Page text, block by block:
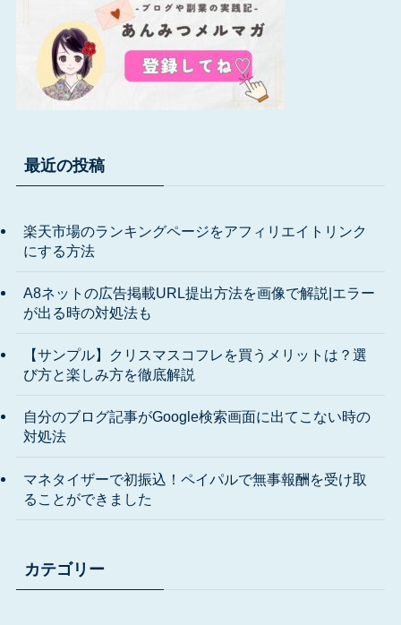
最近の投稿
楽天市場のランキングページをアフィリエイトリンク
にする方法
A8ネットの広告掲載URL提出方法を画像で解説|エラー
が出る時の対処法も
【サンプル】クリスマスコフレを買うメリットは？選
び方と楽しみ方を徹底解説
自分のブログ記事がGoogle検索画面に出てこない時の
対処法
マネタイザーで初振込！ペイパルで無事報酬を受け取
ることができました
カテゴリー